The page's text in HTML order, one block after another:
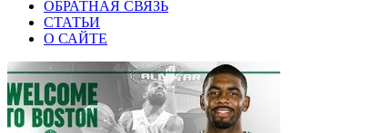
ОБРАТНАЯ СВЯЗЬ
СТАТЬИ
О САЙТЕ